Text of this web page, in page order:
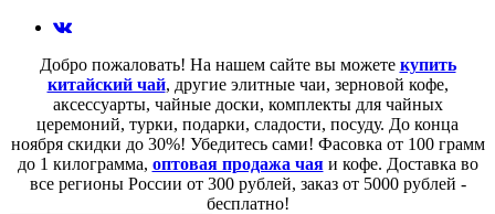
Добро пожаловать! На нашем сайте вы можете купить
китайский чай, другие элитные чаи, зерновой кофе,
аксессуарты, чайные доски, комплекты для чайных
церемоний, турки, подарки, сладости, посуду. До конца
ноября скидки до 30%! Убедитесь сами! Фасовка от 100 грамм
до 1 килограмма, оптовая продажа чаяи кофе. Доставка во
все регионы России от 300 рублей, заказ от 5000 рублей -
бесплатно!